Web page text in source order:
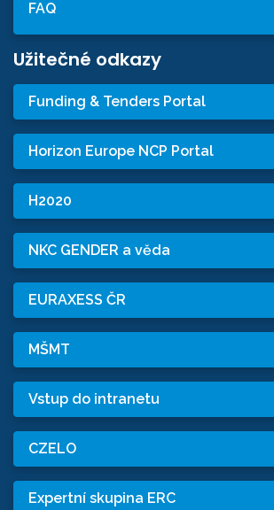
FAQ
Užitečné odkazy
Funding & Tenders Portal
Horizon Europe NCP Portal
H2020
NKC GENDER a věda
EURAXESS ČR
MŠMT
Vstup do intranetu
CZELO
Expertní skupina ERC